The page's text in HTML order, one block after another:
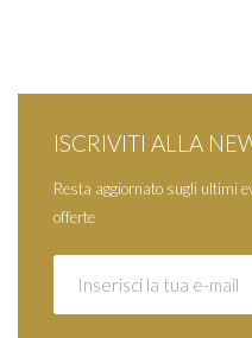
ISCRIVITI ALLA
Resta aggiornato sugli ultimi
offerte